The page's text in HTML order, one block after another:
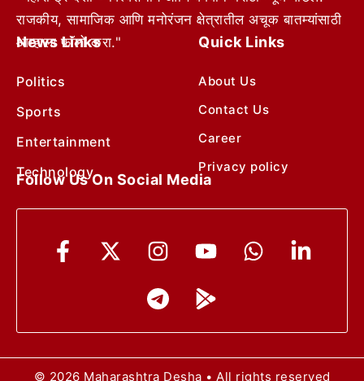
राजकीय, सामाजिक आणि मनोरंजन क्षेत्रातील अचूक बातम्यांसाठी
आम्हाला फॉलो करा."
News Links
Politics
Sports
Entertainment
Technology
Quick Links
About Us
Contact Us
Career
Privacy policy
Follow Us On Social Media
© 2026 Maharashtra Desha • All rights reserved